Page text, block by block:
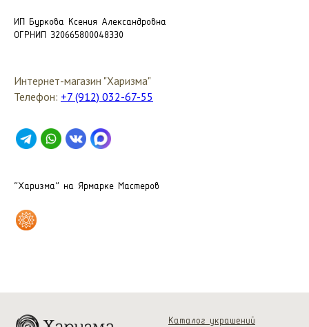
ИП Буркова Ксения Александровна
ОГРНИП 320665800048330
Интернет-магазин "Харизма"
Телефон: +7 (912) 032-67-55
"Харизма" на Ярмарке Мастеров
Каталог украшений